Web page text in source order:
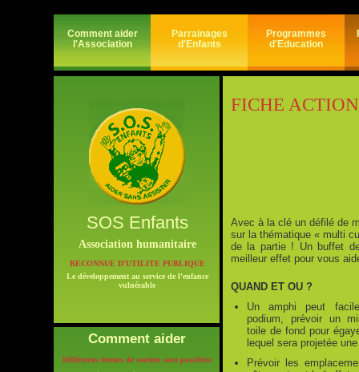
Comment aider
l'Association
Parrainages
d'Enfants
Programmes
d'Education
SOS Enfants
Association humanitaire
RECONNUE D'UTILITE PUBLIQUE
Le développement au service de l'enfance
vulnérable
FICHE ACTION
Avec à la clé un défilé de
sur la thématique « multi
de la partie ! Un buffet
meilleur effet pour vous
QUAND ET OU ?
Un amphi peut
podium, prévoir un
toile de fond pour
lequel sera projetée
Prévoir les
Comment aider
Différentes formes de soutien sont possibles